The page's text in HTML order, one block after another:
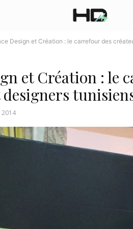
Design et Création : le carrefour des
et Création : le